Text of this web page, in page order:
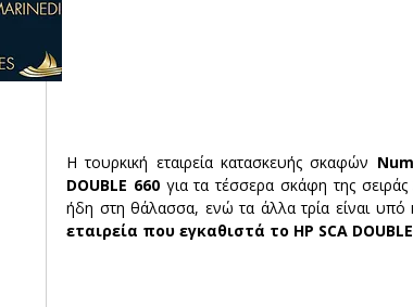
Η τουρκική εταιρεία κατασκευής σκαφών
DOUBLE 660 για τα τέσσερα σκάφη της σειράς
ήδη στη θάλασσα, ενώ τα άλλα τρία είναι υπό
εταιρεία που εγκαθιστά το HP SCA